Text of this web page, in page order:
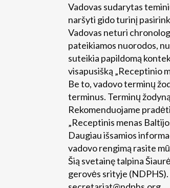
Vadovas sudarytas
naršyti gido turinį
Vadovas neturi
pateikiamos nuorodos,
suteikia papildomą
visapusišką „Receptinio
Be to, vadovo terminų
terminus. Terminų
Rekomenduojame
„Receptinis menas
Daugiau išsamios
vadovo rengimą rasite
Šią svetainę talpina
gerovės srityje